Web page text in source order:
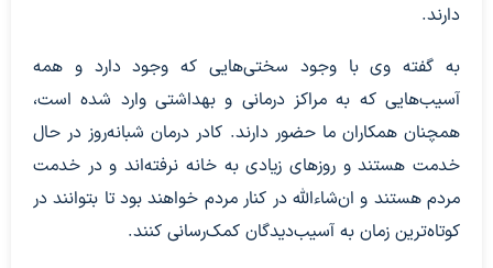
دارند.
به گفته وی با وجود سختی‌هایی که وجود دارد و همه
آسیب‌هایی که به مراکز درمانی و بهداشتی وارد شده است،
همچنان همکاران ما حضور دارند. کادر درمان شبانه‌روز در حال
خدمت هستند و روزهای زیادی به خانه نرفته‌اند و در خدمت
مردم هستند و ان‌شاءالله در کنار مردم خواهند بود تا بتوانند در
کوتاه‌ترین زمان به آسیب‌دیدگان کمک‌رسانی کنند.